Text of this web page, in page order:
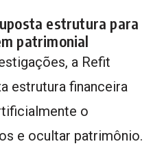
estrutura para
patrimonial
a Refit
estrutura financeira
o
e ocultar patrimônio.